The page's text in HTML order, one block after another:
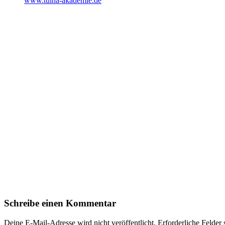
Schreibe einen Kommentar
Deine E-Mail-Adresse wird nicht veröffentlicht. Erforderliche Felder